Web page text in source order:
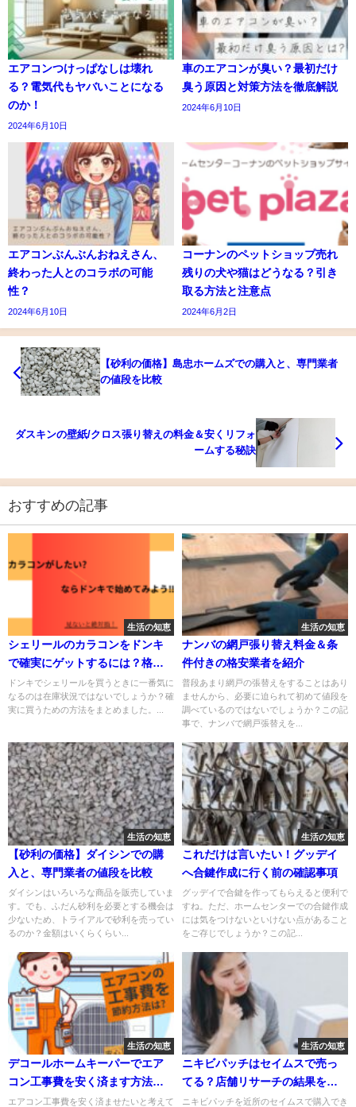
エアコンつけっぱなしは壊れ
る？電気代もヤバいことになる
のか！
2024年6月10日
車のエアコンが臭い？最初だけ
臭う原因と対策方法を徹底解説
2024年6月10日
エアコンぶんぶんおねえさん、
終わった人とのコラボの可能
性？
2024年6月10日
コーナンのペットショップ売れ
残りの犬や猫はどうなる？引き
取る方法と注意点
2024年6月2日
【砂利の価格】島忠ホームズでの購入と、専門業者
の値段を比較
ダスキンの壁紙/クロス張り替えの料金＆安くリフォ
ームする秘訣
おすすめの記事
生活の知恵
シェリールのカラコンをドンキ
で確実にゲットするには？格安
で買う方法もシェアします！
ドンキでシェリールを買うときに一番気に
なるのは在庫状況ではないでしょうか？確
実に買うための方法をまとめました。...
生活の知恵
ナンバの網戸張り替え料金＆条
件付きの格安業者を紹介
普段あまり網戸の張替えをすることはあり
ませんから、必要に迫られて初めて値段を
調べているのではないでしょうか？この記
事で、ナンバで網戸張替えを...
生活の知恵
【砂利の価格】ダイシンでの購
入と、専門業者の値段を比較
ダイシンはいろいろな商品を販売していま
す。でも、ふだん砂利を必要とする機会は
少ないため、トライアルで砂利を売ってい
るのか？金額はいくらくらい...
生活の知恵
これだけは言いたい！グッデイ
へ合鍵作成に行く前の確認事項
グッデイで合鍵を作ってもらえると便利で
すね。ただ、ホームセンターでの合鍵作成
には気をつけないといけない点があること
をご存じでしょうか？この記...
生活の知恵
デコールホームキーパーでエア
コン工事費を安く済ます方法！
腕のいい業者を見つけるコツも
エアコン工事費を安く済ませたいと考えて
生活の知恵
ニキビパッチはセイムスで売っ
てる？店舗リサーチの結果をシ
ェア
ニキビパッチを近所のセイムスで購入でき